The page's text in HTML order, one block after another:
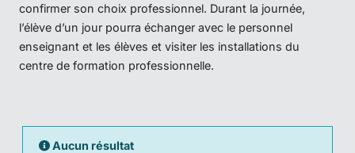
confirmer son choix professionnel. Durant la journée,
l’élève d’un jour pourra échanger avec le personnel
enseignant et les élèves et visiter les installations du
centre de formation professionnelle.
Aucun résultat